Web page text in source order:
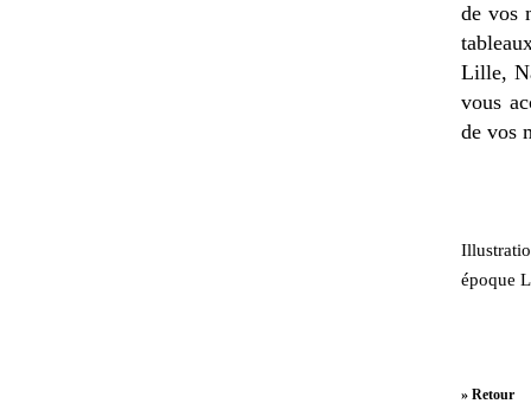
de vos
Lille,
vous
de vos
époque
» Retour